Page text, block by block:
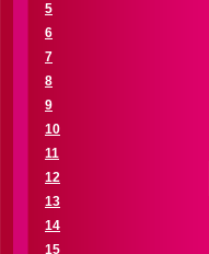
5
6
7
8
9
10
11
12
13
14
15